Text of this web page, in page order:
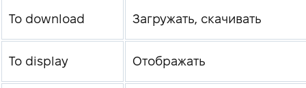
To download Загружать, скачивать
To display Отображать